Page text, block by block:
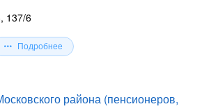
137/6
Подробнее
района (пенсионеров,